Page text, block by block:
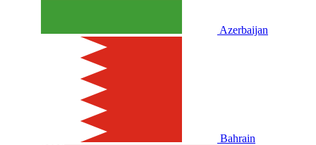
Azerbaijan
Bahrain